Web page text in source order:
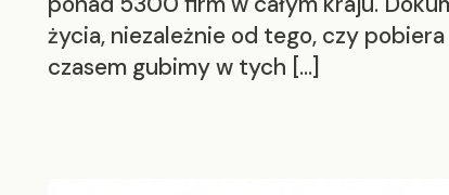
życia, niezależnie od tego, czy
czasem gubimy w tych […]